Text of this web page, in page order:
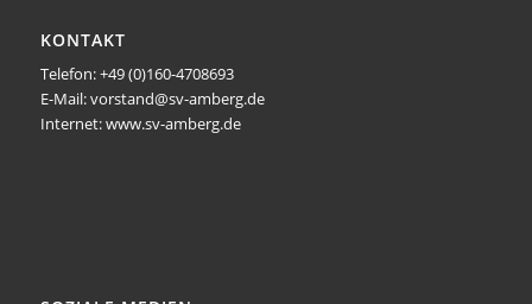
KONTAKT
Telefon: +49 (0)160-4708693
E-Mail: vorstand@sv-amberg.de
Internet: www.sv-amberg.de